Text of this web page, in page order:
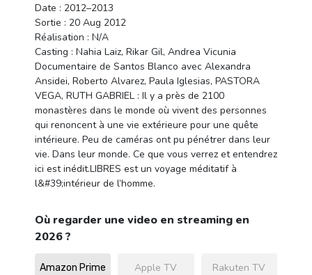
Date : 2012–2013
Sortie : 20 Aug 2012
Réalisation : N/A
Casting : Nahia Laiz, Rikar Gil, Andrea Vicunia
Documentaire de Santos Blanco avec Alexandra
Ansidei, Roberto Alvarez, Paula Iglesias, PASTORA
VEGA, RUTH GABRIEL : Il y a près de 2100
monastères dans le monde où vivent des personnes
qui renoncent à une vie extérieure pour une quête
intérieure. Peu de caméras ont pu pénétrer dans leur
vie. Dans leur monde. Ce que vous verrez et entendrez
ici est inédit.LIBRES est un voyage méditatif à
l&#39;intérieur de l’homme.
Où regarder une video en streaming en
2026 ?
Amazon Prime
Apple TV Rakuten TV